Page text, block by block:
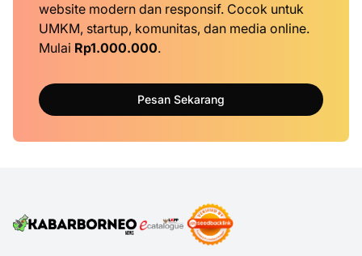
website modern dan responsif. Cocok untuk
UMKM, startup, komunitas, dan media online.
Mulai Rp1.000.000.
Pesan Sekarang